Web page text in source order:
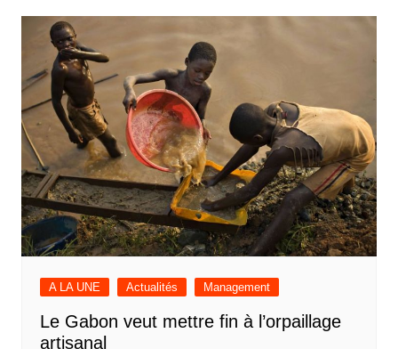
A LA UNE Actualités Management
Le Gabon veut mettre fin à l’orpaillage
artisanal